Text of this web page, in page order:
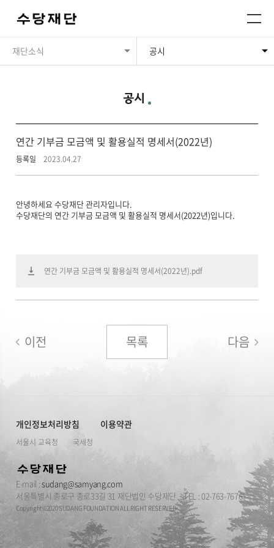
재단소식 공시
공시
연간 기부금 모금액 및 활용실적 명세서(2022년)
등록일 2023.04.27
안녕하세요 수당재단 관리자입니다.
수당재단의 연간 기부금 모금액 및 활용실적 명세서(2022년)입니다.
연간 기부금 모금액 및 활용실적 명세서(2022년).pdf
이전 목록 다음
개인정보처리방침 이용약관
서울시 교육청 국세청
E-mail :sudang@samyang.com
서울특별시 종로구 종로33길 31 재단법인 수당재단
TEL : 02-763-7676
Copyright©2020 SUDANG FOUNDATION ALL RIGHT RESERVED